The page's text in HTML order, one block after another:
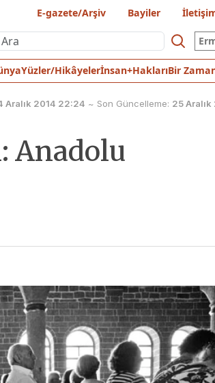
E-gazete/Arşiv Bayiler
Yüzler/Hikâyelerİnsan+HaklarıBir
Aralık 2014 22:24 ~ Son Güncelleme: 25
Anadolu